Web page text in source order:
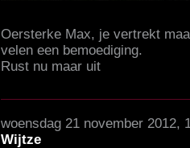
Oersterke Max, je vertrekt
velen een bemoediging.
Rust nu maar uit
woensdag 21 november 2012,
Wijtze